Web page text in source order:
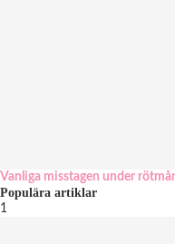
Vanliga misstagen under
Populära artiklar
1